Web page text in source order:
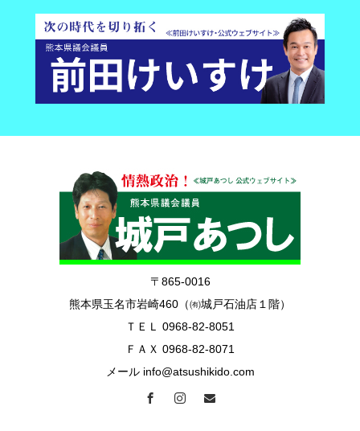
〒865-0016
熊本県玉名市岩崎460（㈲城戸石油店１階）
ＴＥＬ 0968-82-8051
ＦＡＸ 0968-82-8071
メール info@atsushikido.com